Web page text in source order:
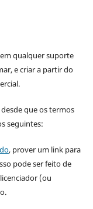
qualquer suporte
e criar a partir do
que os termos
seguintes:
, prover um link para
pode ser feito de
(ou